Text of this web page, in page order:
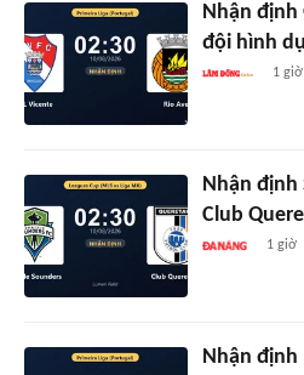
Nhận định
đội hình
1 giờ
Nhận định
Club
1 giờ
Nhận định